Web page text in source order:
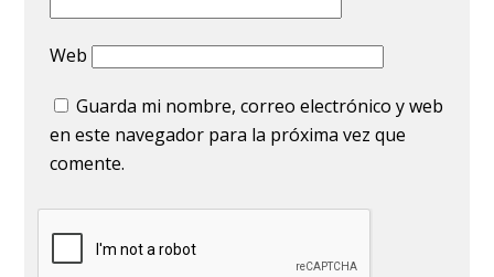
Web
Guarda mi nombre, correo electrónico y web
en este navegador para la próxima vez que
comente.